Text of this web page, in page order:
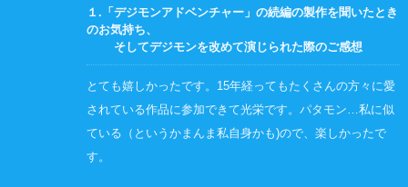
１.「デジモンアドベンチャー」の続編の製作を聞いたとき
のお気持ち、
そしてデジモンを改めて演じられた際のご感想
とても嬉しかったです。15年経ってもたくさんの方々に愛
されている作品に参加できて光栄です。パタモン…私に似
ている（というかまんま私自身かも)ので、楽しかったで
す。